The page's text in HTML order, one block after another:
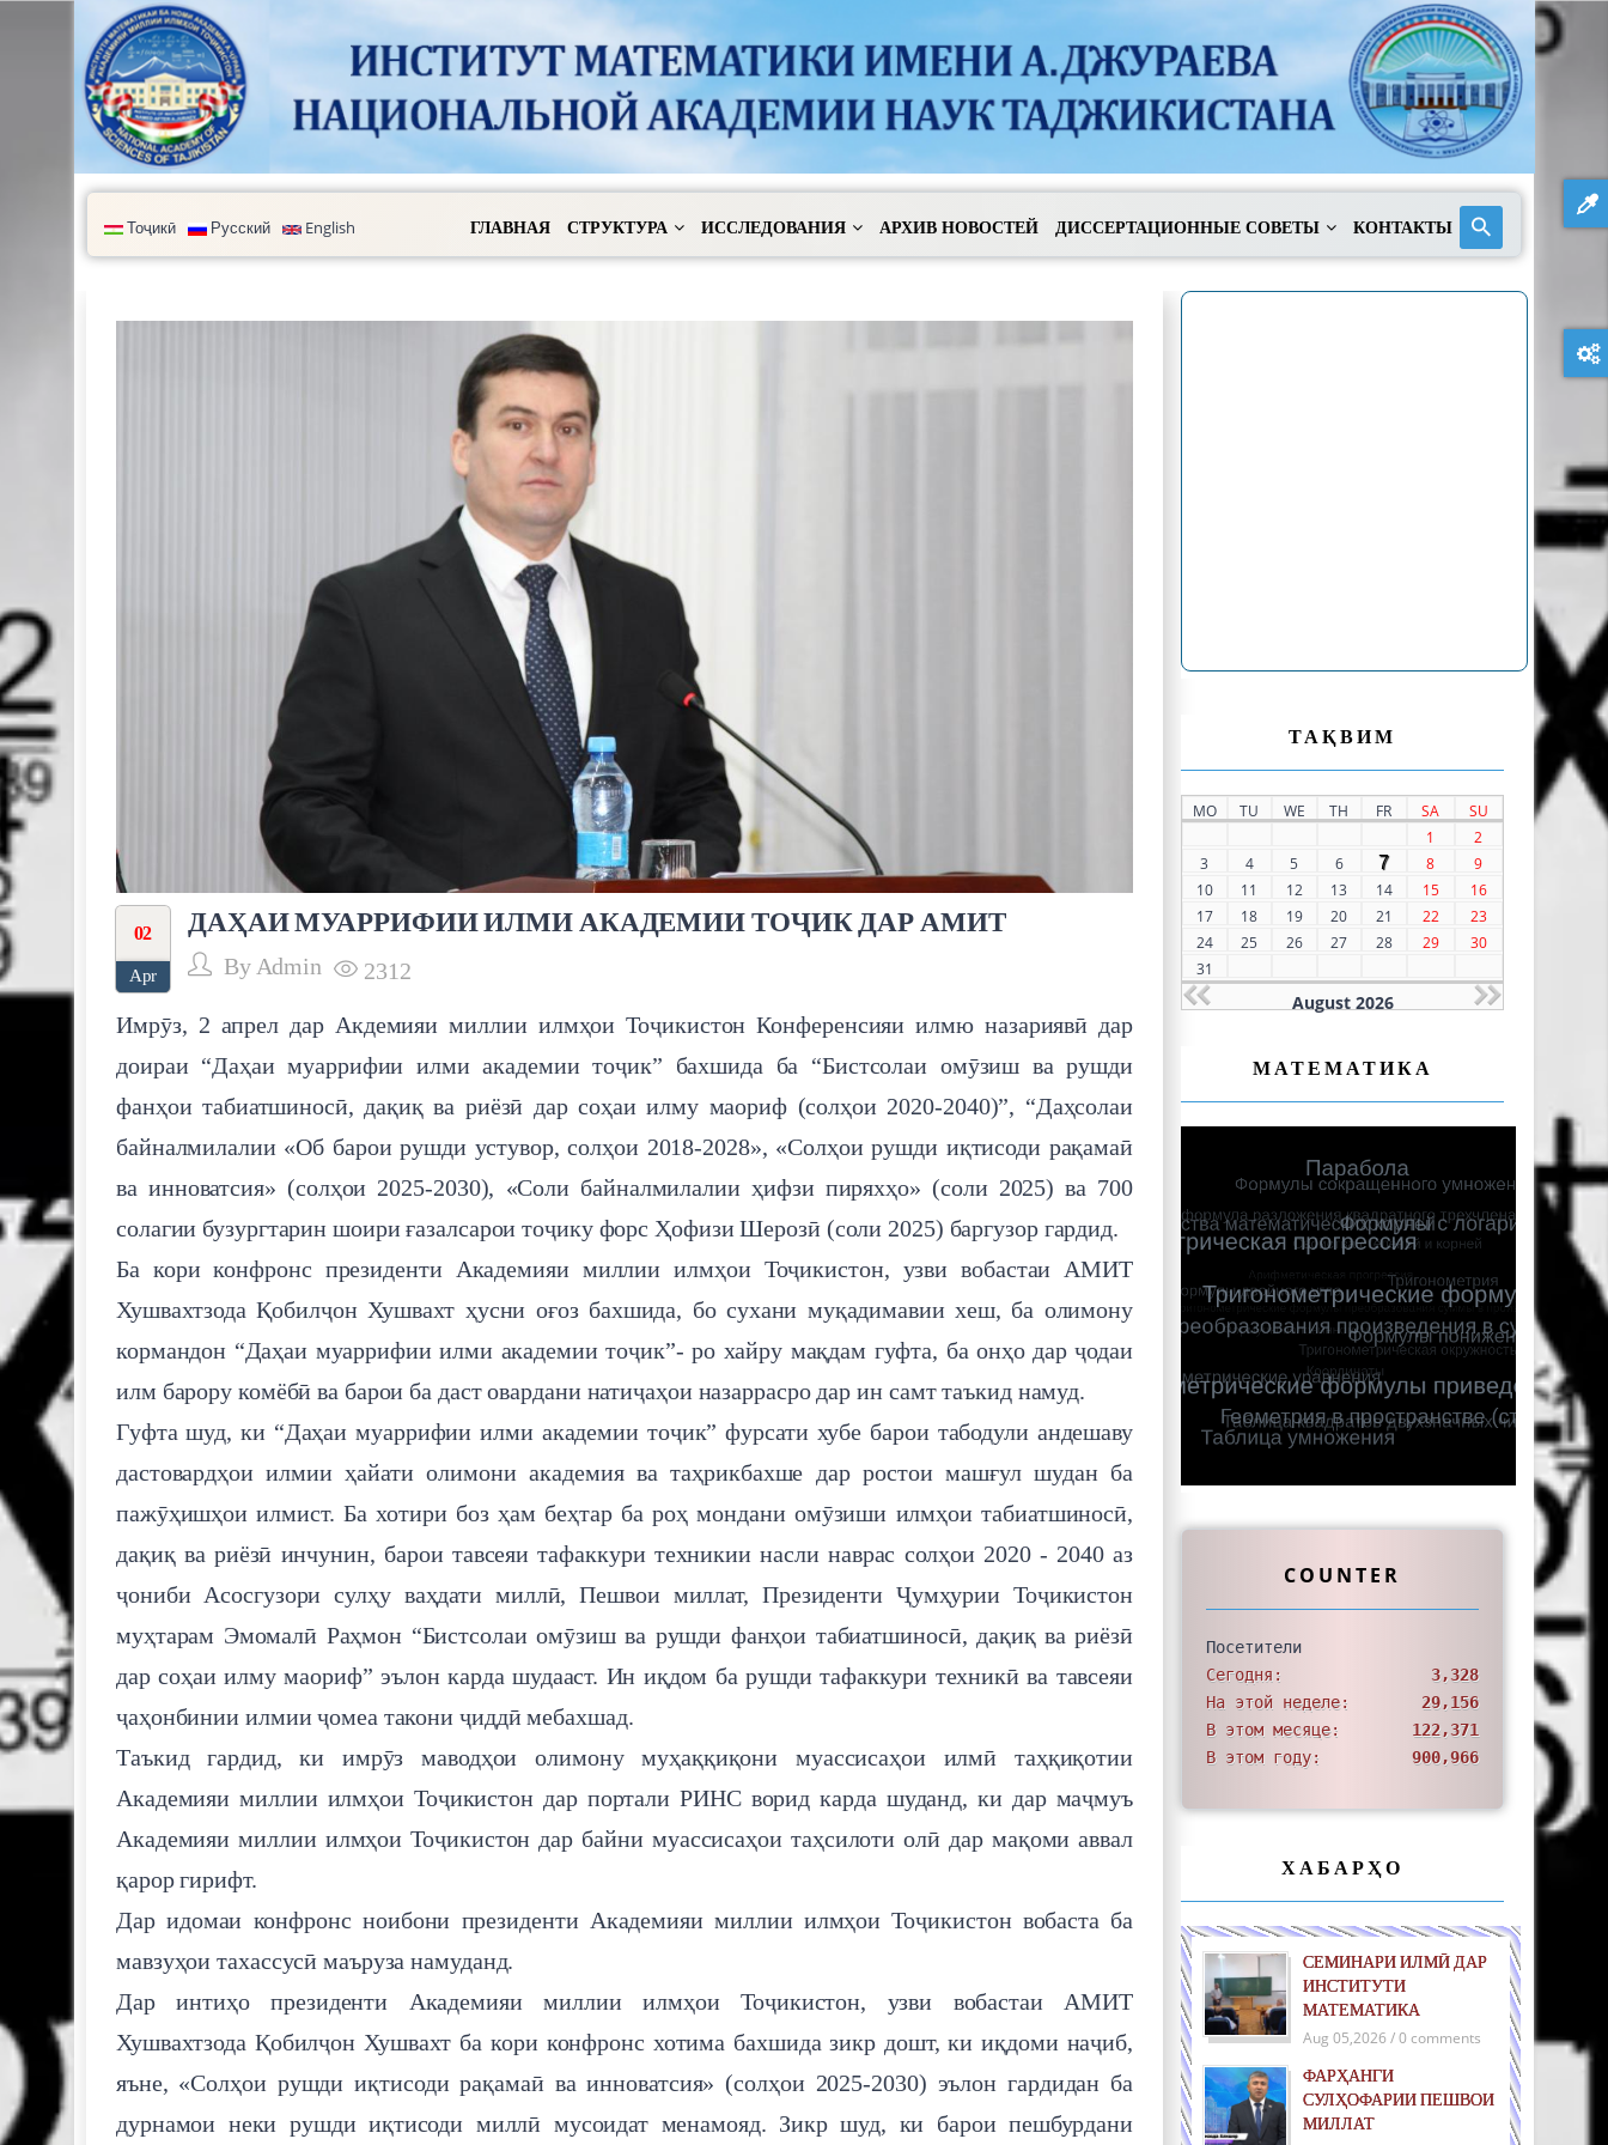
Skip to main content
ГЛАВНАЯ СТРУКТУРА ИССЛЕДОВАНИЯ АРХИВ НОВОСТЕЙ ДИССЕРТАЦИОННЫЕ СОВЕТЫ КОНТАКТЫ
Тоҷикӣ Русский English
02
Apr
ДАҲАИ МУАРРИФИИ ИЛМИ АКАДЕМИИ ТОҶИК ДАР АМИТ
By Admin 2312
Имрӯз, 2 апрел дар Акдемияи миллии илмҳои Тоҷикистон Конференсияи илмю назариявӣ дар
доираи “Даҳаи муаррифии илми академии тоҷик” бахшида ба “Бистсолаи омӯзиш ва рушди
фанҳои табиатшиносӣ, дақиқ ва риёзӣ дар соҳаи илму маориф (солҳои 2020-2040)”, “Даҳсолаи
байналмилалии «Об барои рушди устувор, солҳои 2018-2028», «Солҳои рушди иқтисоди рақамаӣ
ва инноватсия» (солҳои 2025-2030), «Соли байналмилалии ҳифзи пиряхҳо» (соли 2025) ва 700
солагии бузургтарин шоири ғазалсарои тоҷику форс Ҳофизи Шерозӣ (соли 2025) баргузор гардид.
Ба кори конфронс президенти Академияи миллии илмҳои Тоҷикистон, узви вобастаи АМИТ
Хушвахтзода Қобилҷон Хушвахт ҳусни оғоз бахшида, бо сухани муқадимавии хеш, ба олимону
кормандон “Даҳаи муаррифии илми академии тоҷик”- ро хайру мақдам гуфта, ба онҳо дар ҷодаи
илм барору комёбӣ ва барои ба даст овардани натиҷаҳои назаррасро дар ин самт таъкид намуд.
Гуфта шуд, ки “Даҳаи муаррифии илми академии тоҷик” фурсати хубе барои табодули андешаву
дастовардҳои илмии ҳайати олимони академия ва таҳрикбахше дар ростои машғул шудан ба
пажӯҳишҳои илмист. Ба хотири боз ҳам беҳтар ба роҳ мондани омӯзиши илмҳои табиатшиносӣ,
дақиқ ва риёзӣ инчунин, барои тавсеяи тафаккури техникии насли наврас солҳои 2020 - 2040 аз
ҷониби Асосгузори сулҳу ваҳдати миллӣ, Пешвои миллат, Президенти Ҷумҳурии Тоҷикистон
муҳтарам Эмомалӣ Раҳмон “Бистсолаи омӯзиш ва рушди фанҳои табиатшиносӣ, дақиқ ва риёзӣ
дар соҳаи илму маориф” эълон карда шудааст. Ин иқдом ба рушди тафаккури техникӣ ва тавсеяи
ҷаҳонбинии илмии ҷомеа такони ҷиддӣ мебахшад.
Таъкид гардид, ки имрӯз маводҳои олимону муҳаққиқони муассисаҳои илмӣ таҳқиқотии
Академияи миллии илмҳои Тоҷикистон дар портали РИНС ворид карда шуданд, ки дар маҷмуъ
Академияи миллии илмҳои Тоҷикистон дар байни муассисаҳои таҳсилоти олӣ дар мақоми аввал
қарор гирифт.
Дар идомаи конфронс ноибони президенти Академияи миллии илмҳои Тоҷикистон вобаста ба
мавзуҳои тахассусӣ маъруза намуданд.
Дар интиҳо президенти Академияи миллии илмҳои Тоҷикистон, узви вобастаи АМИТ
Хушвахтзода Қобилҷон Хушвахт ба кори конфронс хотима бахшида зикр дошт, ки иқдоми наҷиб,
яъне, «Солҳои рушди иқтисоди рақамаӣ ва инноватсия» (солҳои 2025-2030) эълон гардидан ба
дурнамои неки рушди иқтисоди миллӣ мусоидат менамояд. Зикр шуд, ки барои пешбурдани
ТАҚВИМ
MO TU WE TH FR SA
SU
1
2
3
4 5 6 7 8
9
10
11 12 13 14 15
16
17
18 19 20 21 22
23
24
25 26 27 28 29
30
31
August 2026
МАТЕМАТИКА
COUNTER
Посетители
Сегодня:
3,328
На этой неделе:
29,156
В этом месяце:
122,371
В этом году:
900,966
ХАБАРҲО
СЕМИНАРИ ИЛМӢ ДАР
ИНСТИТУТИ
МАТЕМАТИКА
Aug 05,2026 / 0 comments
ФАРҲАНГИ
СУЛҲОФАРИИ ПЕШВОИ
МИЛЛАТ